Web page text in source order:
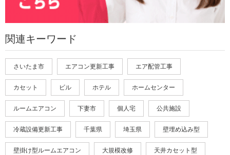
関連キーワード
さいたま市 エアコン更新工事 エア配管工事
カセット ビル ホテル ホームセンター
ルームエアコン 下妻市 個人宅 公共施設
冷蔵設備更新工事 千葉県 埼玉県 壁埋め込み型
壁掛け型ルームエアコン 大規模改修 天井カセット型